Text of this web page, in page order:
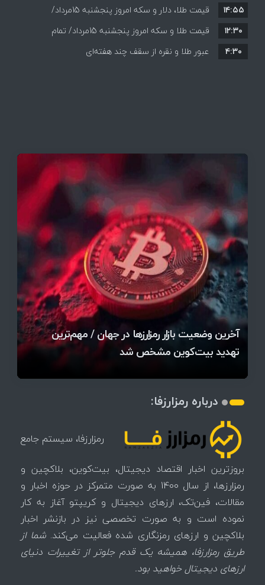
قیمت ها+ جدول و جزییات
قیمت طلا، دلار و سکه امروز پنجشنبه 15مرداد/
افزایش قیمت ها + جدول
۱۴:۵۵
قیمت طلا و سکه امروز پنجشنبه 15مرداد/ تمام
قیمت ها بر مدار افزایش + جدول
۱۲:۳۰
عبور طلا و نقره از سقف چند هفته‌ای
۴:۳۰
چرا سرعت تراکنش‌ها در اقتصاد دیجیتال اهمیت دارد؟
آخرین وضعیت بازار رمزارزها در جهان / مهم‌ترین
تهدید بیت‌کوین مشخص شد
اتفاق تاریخی در بازار رمزارزها / بیت‌کوین سبز شد
قیمت تتر، بیت‌کوین و اتریوم امروز دوشنبه ۵ مرداد
۱۴۰۵ | بیت‌کوین این مرز را از دست بدهد، همه‌چیز
تغییر می‌کند
رقابت پنهان دولت‌ها بر سر بیت‌کوین/ ۱۰ کشور برتر
کدامند؟
اتفاق مهم در بازار رمزارزها / بیت‌کوین وارد فاز تازه شد
تازه‌ترین رسوایی ارز دیجیتال؛ شکایت میلیاردی روی
میز / ۶۲۲ بیت‌کوین کجا رفت؟
بحران بدهی شرکت‌ها و خطر فروش اجباری میلیاردها
دلار بیت‌کوین
درباره رمزارزفا:
رمزارزفا، سیستم جامع
بروزترین اخبار اقتصاد دیجیتال، بیت‌کوین، بلاکچین و
رمزارزها، از سال 1400 به صورت متمرکز در حوزه اخبار و
مقالات، فین‌تک، ارزهای‌ دیجیتال و کریپتو آغاز به کار
نموده است و به صورت تخصصی نیز در بازنشر اخبار
بلاکچین و ارزهای رمزنگاری شده فعالیت می‌کند.شما از
طریق رمزارزفا، همیشه یک قدم جلوتر از تغییرات دنیای
ارزهای دیجیتال خواهید بود.